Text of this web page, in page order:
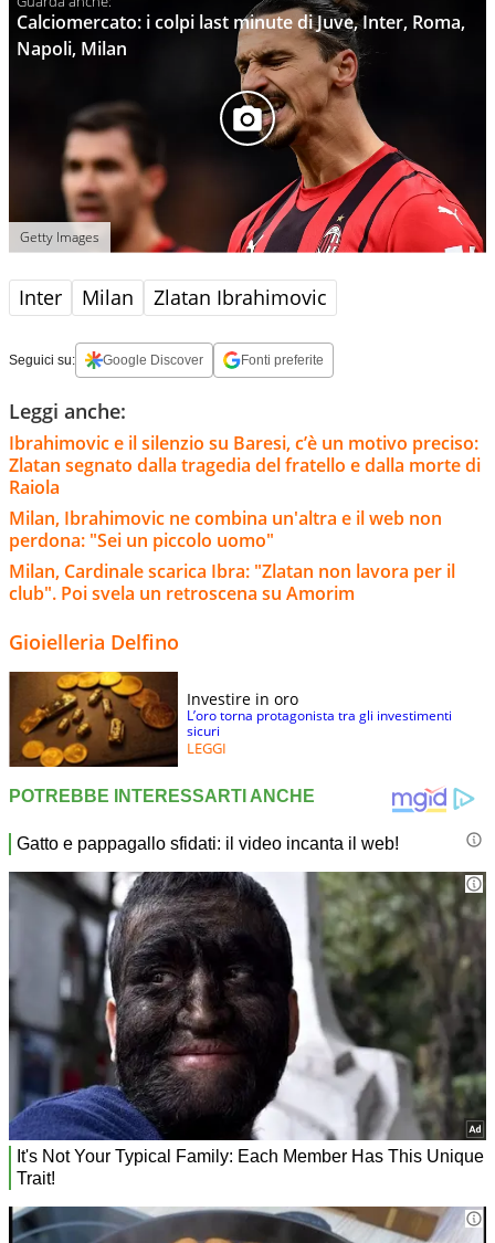
Calciomercato: i colpi last minute di Juve, Inter, Roma,
Napoli, Milan
Getty Images
Inter Milan Zlatan Ibrahimovic
Seguici su: Google Discover Fonti preferite
Leggi anche:
Ibrahimovic e il silenzio su Baresi, c’è un motivo preciso:
Zlatan segnato dalla tragedia del fratello e dalla morte di
Raiola
Milan, Ibrahimovic ne combina un'altra e il web non
perdona: "Sei un piccolo uomo"
Milan, Cardinale scarica Ibra: "Zlatan non lavora per il
club". Poi svela un retroscena su Amorim
Gioielleria Delfino
Investire in oro
L’oro torna protagonista tra gli investimenti
sicuri
LEGGI